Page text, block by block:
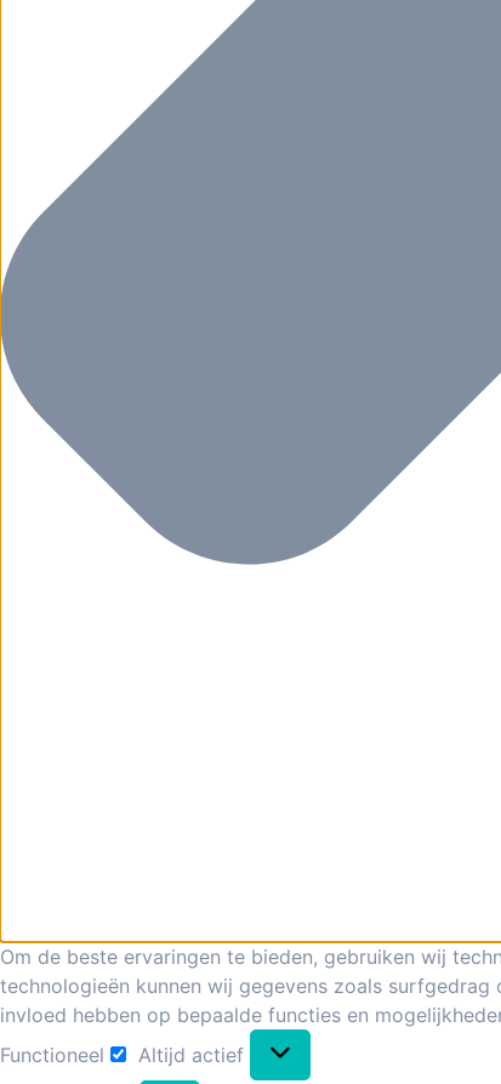
Om de beste ervaringen te bieden, gebruiken wij
technologieën kunnen wij gegevens zoals
invloed hebben op bepaalde functies en
Functioneel
Altijd actief